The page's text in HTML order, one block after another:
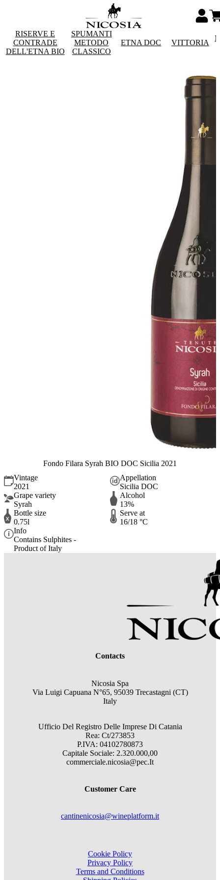
RISERVE E
CONTRADE
DELL'ETNA BIO
SPUMANTI
METODO
CLASSICO
ETNA DOC VITTORIA
Fondo Filara Syrah BIO DOC Sicilia 2021
Vintage
2021
Appellation
Sicilia DOC
Grape variety
Syrah
Alcohol
13%
Bottle size
0.75l
Serve at
16/18 °C
Info
Contains Sulphites -
Product of Italy
Contacts
Nicosia Spa
Via Luigi Capuana N°65, 95039 Trecastagni (CT)
Italy
Ufficio Del Registro Delle Imprese Di Catania
Rea: Ct/273853
P.IVA: 04102780873
Capitale Sociale: 2.320.000,00
commerciale.nicosia@pec.It
Customer Care
cantinenicosia@wineplatform.it
Cookie Policy
Privacy Policy
Terms and Conditions